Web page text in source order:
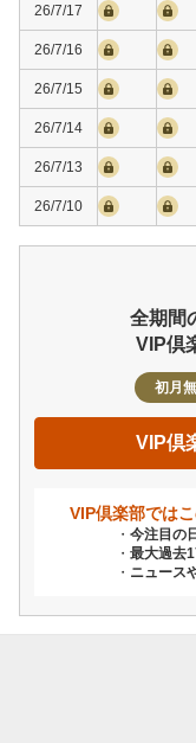
26/7/17
26/7/16
26/7/15
26/7/14
26/7/13
26/7/10
全期間
VIP倶
初月
VIP倶
VIP倶楽部では
今注目の
最大過去
ニュース